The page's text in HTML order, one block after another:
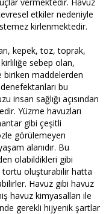
etkiler nedeniyle
kirlenmektedir.
kepek, toz, toprak,
sebep olan,
biriken maddelerden
bu
insan sağlığı açısından
Yüzme havuzları
gibi çeşitli
görülemeyen
alanıdır. Bu
olabildikleri gibi
tortu oluşturabilir hatta
Havuz gibi havuz
havuz kimyasalları ile
gerekli hijyenik şartlar